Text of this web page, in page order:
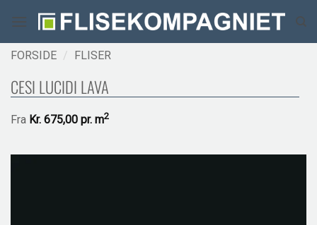
indhold
FORSIDE / FLISER
CESI LUCIDI LAVA
Fra Kr. 675,00 pr. m2